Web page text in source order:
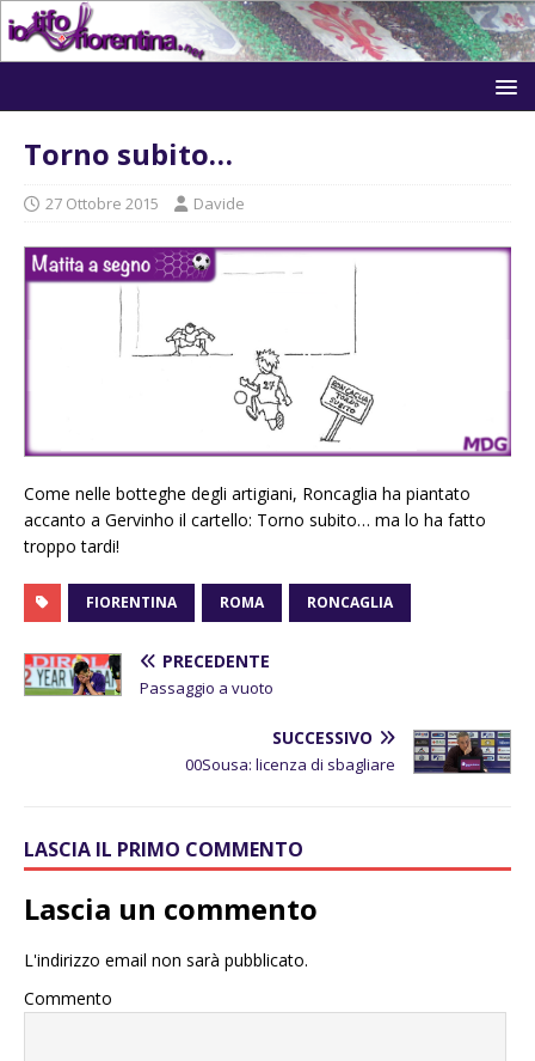
Torno subito…
27 Ottobre 2015 Davide
Come nelle botteghe degli artigiani, Roncaglia ha piantato
accanto a Gervinho il cartello: Torno subito… ma lo ha fatto
troppo tardi!
FIORENTINA ROMA RONCAGLIA
PRECEDENTE
Passaggio a vuoto
SUCCESSIVO
00Sousa: licenza di sbagliare
LASCIA IL PRIMO COMMENTO
Lascia un commento
L'indirizzo email non sarà pubblicato.
Commento